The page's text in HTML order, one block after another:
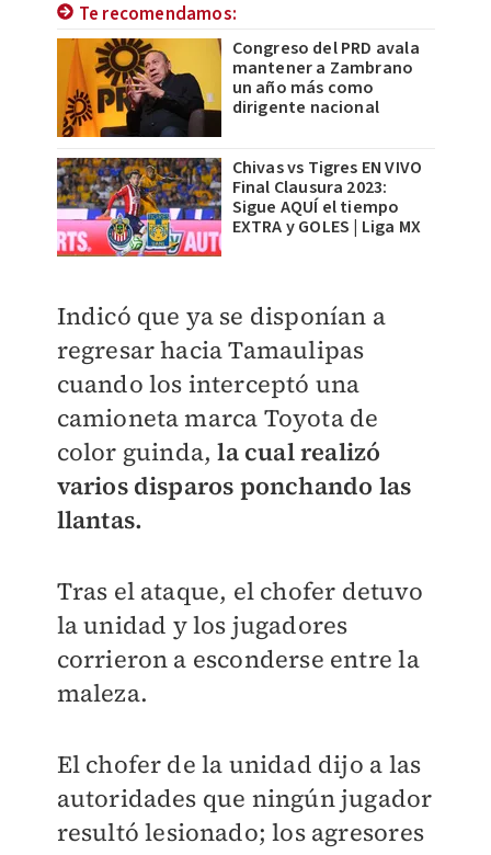
Te recomendamos:
Congreso del PRD avala
mantener a Zambrano
un año más como
dirigente nacional
Chivas vs Tigres EN VIVO
Final Clausura 2023:
Sigue AQUÍ el tiempo
EXTRA y GOLES | Liga MX
Indicó que ya se disponían a
regresar hacia Tamaulipas
cuando los interceptó una
camioneta marca Toyota de
color guinda,la cual realizó
varios disparos ponchando las
llantas.
Tras el ataque, el chofer detuvo
la unidad y los jugadores
corrieron a esconderse entre la
maleza.
El chofer de la unidad dijo a las
autoridades que ningún jugador
resultó lesionado; los agresores